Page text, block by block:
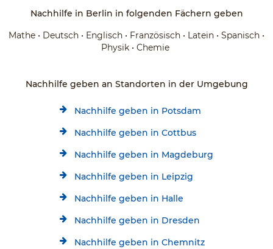
Nachhilfe in Berlin in folgenden Fächern geben
Mathe • Deutsch • Englisch • Französisch • Latein • Spanisch •
Physik • Chemie
Nachhilfe geben an Standorten in der Umgebung
Nachhilfe geben in Potsdam
Nachhilfe geben in Cottbus
Nachhilfe geben in Magdeburg
Nachhilfe geben in Leipzig
Nachhilfe geben in Halle
Nachhilfe geben in Dresden
Nachhilfe geben in Chemnitz